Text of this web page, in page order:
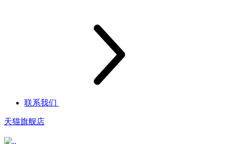
联系我们
天猫旗舰店